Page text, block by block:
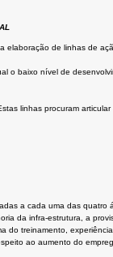
de linhas de
o baixo nível de
linhas procuram
a cada uma das
da infra-estrutura, a
treinamento,
ao aumento do